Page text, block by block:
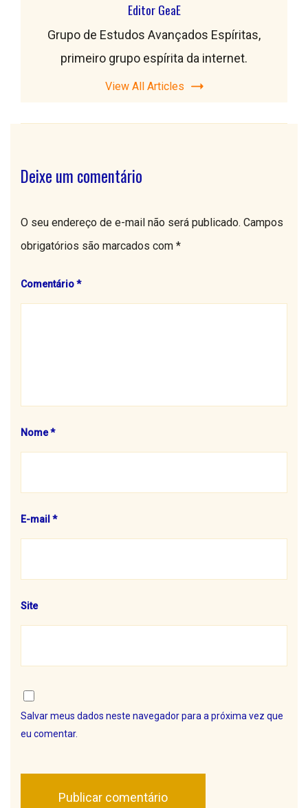
Editor GeaE
Grupo de Estudos Avançados Espíritas,
primeiro grupo espírita da internet.
View All Articles
Deixe um comentário
O seu endereço de e-mail não será publicado. Campos
obrigatórios são marcados com *
Comentário*
Nome*
E-mail *
Site
Salvar meus dados neste navegador para a próxima vez que
eu comentar.